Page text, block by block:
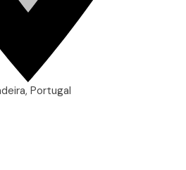
Portugal